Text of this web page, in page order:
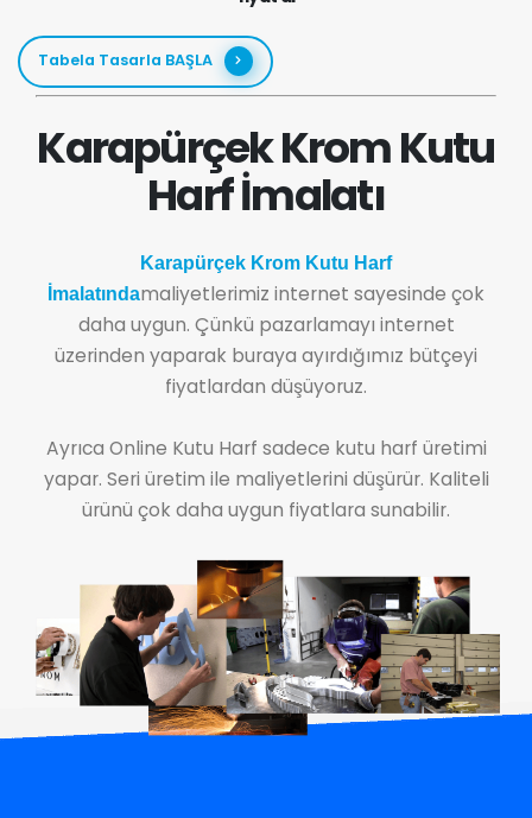
Tabela Tasarla BAŞLA
Karapürçek Krom Kutu
Harf İmalatı
Karapürçek Krom Kutu Harf
İmalatındamaliyetlerimiz internet sayesinde çok
daha uygun. Çünkü pazarlamayı internet
üzerinden yaparak buraya ayırdığımız bütçeyi
fiyatlardan düşüyoruz.
Ayrıca Online Kutu Harf sadece kutu harf üretimi
yapar. Seri üretim ile maliyetlerini düşürür. Kaliteli
ürünü çok daha uygun fiyatlara sunabilir.